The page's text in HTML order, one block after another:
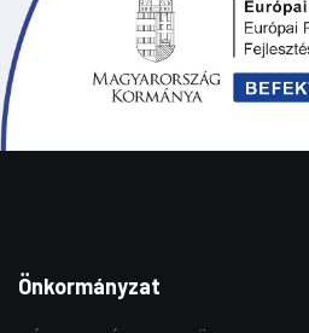
Önkormányzat